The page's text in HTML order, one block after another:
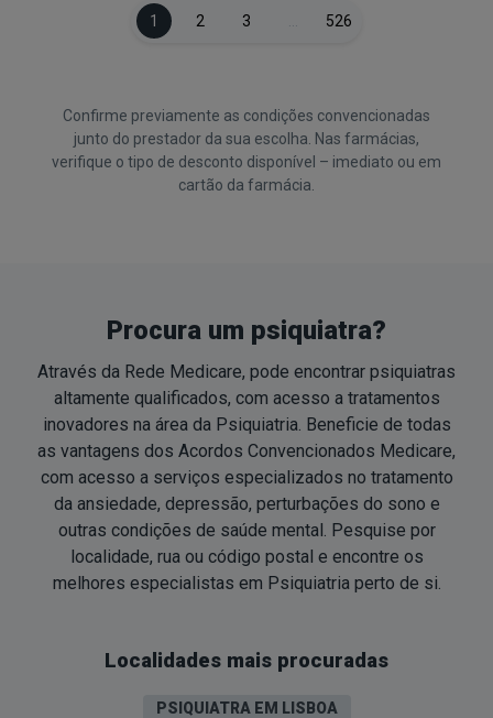
1 2 3 526
Confirme previamente as condições convencionadas
junto do prestador da sua escolha. Nas farmácias,
verifique o tipo de desconto disponível – imediato ou em
cartão da farmácia.
Procura um psiquiatra?
Através da Rede Medicare, pode encontrar psiquiatras
altamente qualificados, com acesso a tratamentos
inovadores na área da Psiquiatria. Beneficie de todas
as vantagens dos Acordos Convencionados Medicare,
com acesso a serviços especializados no tratamento
da ansiedade, depressão, perturbações do sono e
outras condições de saúde mental. Pesquise por
localidade, rua ou código postal e encontre os
melhores especialistas em Psiquiatria perto de si.
Localidades mais procuradas
PSIQUIATRA EM LISBOA